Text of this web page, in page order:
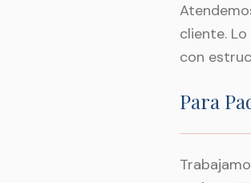
cliente.
con
Para